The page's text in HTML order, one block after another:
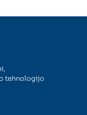
tehnologijo